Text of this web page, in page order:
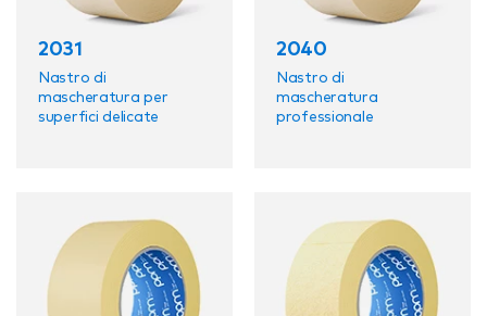
2031
Nastro di
mascheratura per
superfici delicate
2040
Nastro di
mascheratura
professionale